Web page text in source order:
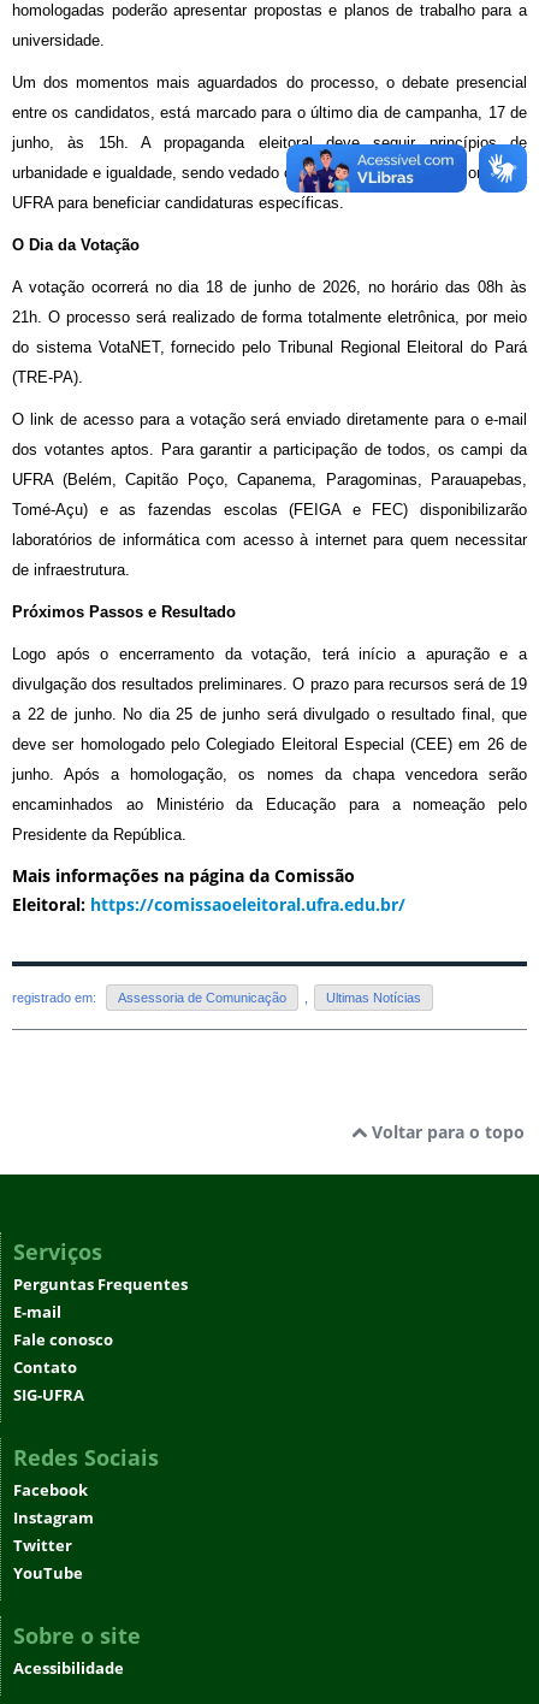
homologadas poderão apresentar propostas e planos de trabalho para a
universidade.
Um dos momentos mais aguardados do processo, o debate presencial
entre os candidatos, está marcado para o último dia de campanha, 17 de
junho, às 15h. A propaganda eleitoral deve seguir princípios de
urbanidade e igualdade, sendo vedado o uso de recursos institucionais da
UFRA para beneficiar candidaturas específicas.
O Dia da Votação
A votação ocorrerá no dia 18 de junho de 2026, no horário das 08h às
21h. O processo será realizado de forma totalmente eletrônica, por meio
do sistema VotaNET, fornecido pelo Tribunal Regional Eleitoral do Pará
(TRE-PA).
O link de acesso para a votação será enviado diretamente para o e-mail
dos votantes aptos. Para garantir a participação de todos, os campi da
UFRA (Belém, Capitão Poço, Capanema, Paragominas, Parauapebas,
Tomé-Açu) e as fazendas escolas (FEIGA e FEC) disponibilizarão
laboratórios de informática com acesso à internet para quem necessitar
de infraestrutura.
Próximos Passos e Resultado
Logo após o encerramento da votação, terá início a apuração e a
divulgação dos resultados preliminares. O prazo para recursos será de 19
a 22 de junho. No dia 25 de junho será divulgado o resultado final, que
deve ser homologado pelo Colegiado Eleitoral Especial (CEE) em 26 de
junho. Após a homologação, os nomes da chapa vencedora serão
encaminhados ao Ministério da Educação para a nomeação pelo
Presidente da República.
Mais informações na página da Comissão
Eleitoral: https://comissaoeleitoral.ufra.edu.br/
registrado em: Assessoria de Comunicação Ultimas Notícias
Voltar para o topo
Serviços
Perguntas Frequentes
E-mail
Fale conosco
Contato
SIG-UFRA
Redes Sociais
Facebook
Instagram
Twitter
YouTube
Sobre o site
Acessibilidade